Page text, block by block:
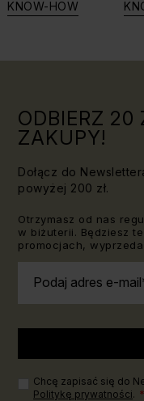
KNOW-HOW
ODBIERZ 20
ZAKUPY!
Dołącz do
powyżej 200 zł.
Otrzymasz od nas
w biżuterii. Będziesz
promocjach,
Podaj adres e-mail
Chcę zapisać się do
Politykę prywatności.